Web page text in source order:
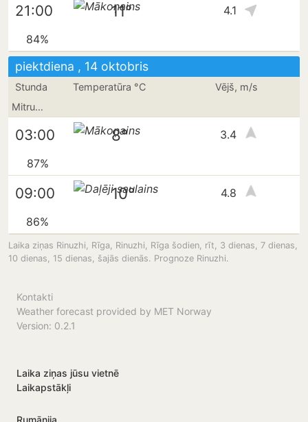
21:00 11° 4.1
84%
piektdiena , 14 oktobris
Stunda Temperatūra °C
Vējš, m/s
Mitrums
03:00 8° 3.4
87%
09:00 10° 4.8
86%
Laika ziņas Rinuzhi, Rīga, Rinuzhi, Rīga šodien, rīt, 3 dienas, 7 dienas,
10 dienas, 15 dienas, šajās dienās. Prognoze Rinuzhi.
Kontakti
Weather forecast provided by MET Norway
Version: 0.2.1
Laika ziņas jūsu vietnē
Laikapstākļi
Rumānija